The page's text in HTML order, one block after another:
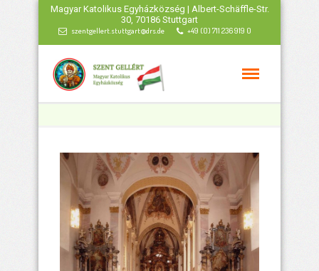
Magyar Katolikus Egyházközség | Albert-Schäffle-Str.
30, 70186 Stuttgart
szentgellert.stuttgart@drs.de +49 (0) 711 236 919 0